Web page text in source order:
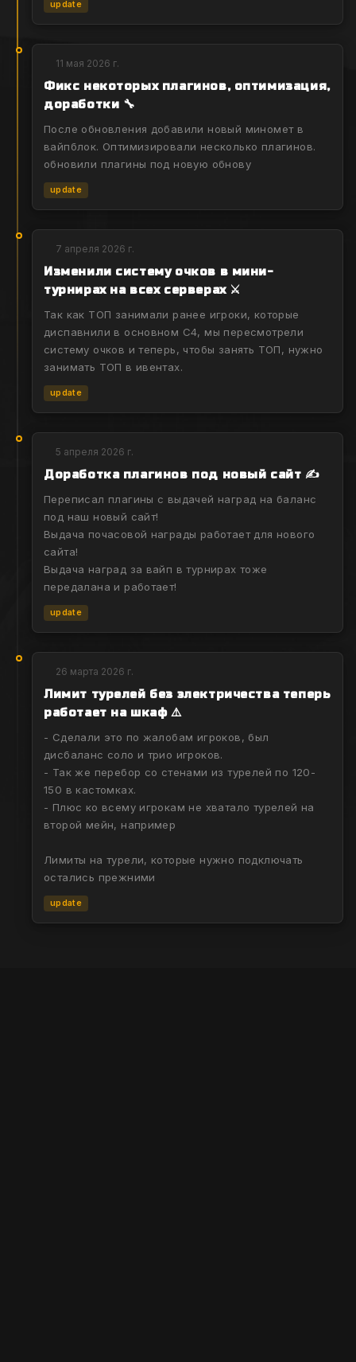
update
11 мая 2026 г.
Фикс некоторых плагинов, оптимизация,
доработки 🔧
После обновления добавили новый миномет в
вайпблок. Оптимизировали несколько плагинов.
обновили плагины под новую обнову
update
7 апреля 2026 г.
Изменили систему очков в мини-
турнирах на всех серверах ⚔️
Так как ТОП занимали ранее игроки, которые
диспавнили в основном С4, мы пересмотрели
систему очков и теперь, чтобы занять ТОП, нужно
занимать ТОП в ивентах.
update
5 апреля 2026 г.
Доработка плагинов под новый сайт ✍
Переписал плагины с выдачей наград на баланс
под наш новый сайт!
Выдача почасовой награды работает для нового
сайта!
Выдача наград за вайп в турнирах тоже
передалана и работает!
update
26 марта 2026 г.
Лимит турелей без электричества теперь
работает на шкаф ⚠️
- Сделали это по жалобам игроков, был
дисбаланс соло и трио игроков.
- Так же перебор со стенами из турелей по 120-
150 в кастомках.
- Плюс ко всему игрокам не хватало турелей на
второй мейн, например
Лимиты на турели, которые нужно подключать
остались прежними
update